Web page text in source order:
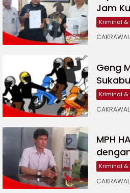
Jam
Kriminal &
Geng
Kriminal &
MPH
Kriminal &